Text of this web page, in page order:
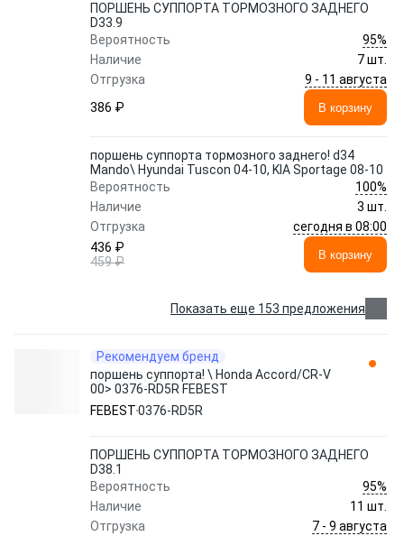
ПОРШЕНЬ СУППОРТА ТОРМОЗНОГО ЗАДНЕГО
D33.9
Вероятность
95%
Наличие
7 шт.
Отгрузка
9 - 11 августа
386 ₽
В корзину
поршень суппорта тормозного заднего! d34
Mando\ Hyundai Tuscon 04-10, KIA Sportage 08-10
Вероятность
100%
Наличие
3 шт.
Отгрузка
сегодня в 08:00
436 ₽
459 ₽
В корзину
Показать еще 153 предложения
Рекомендуем бренд
поршень суппорта! \ Honda Accord/CR-V
00> 0376-RD5R FEBEST
FEBEST0376-RD5R
ПОРШЕНЬ СУППОРТА ТОРМОЗНОГО ЗАДНЕГО
D38.1
Вероятность
95%
Наличие
11 шт.
Отгрузка
7 - 9 августа